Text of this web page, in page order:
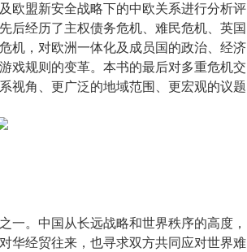
欧盟新安全战略下的中欧关系进行分析评
后经历了主权债务危机、难民危机、英国
机，对欧洲一体化及成员国的政治、经济
戏规则的变革。本书的最后对多重危机交
视角、更广泛的地域范围、更宏观的议题
一。中国从长远战略和世界秩序的高度，
华经贸往来，也寻求双方共同应对世界难